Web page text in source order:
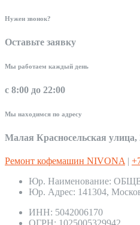
Нужен звонок?
Оставьте заявку
Мы работаем каждый день
с 8:00 до 22:00
Мы находимся по адресу
Малая Красносельская улица,
Ремонт кофемашин NIVONA |
Юр. Наименование:
Юр. Адрес: 141304,
ИНН: 5042006170
ОГРН: 1025005329942